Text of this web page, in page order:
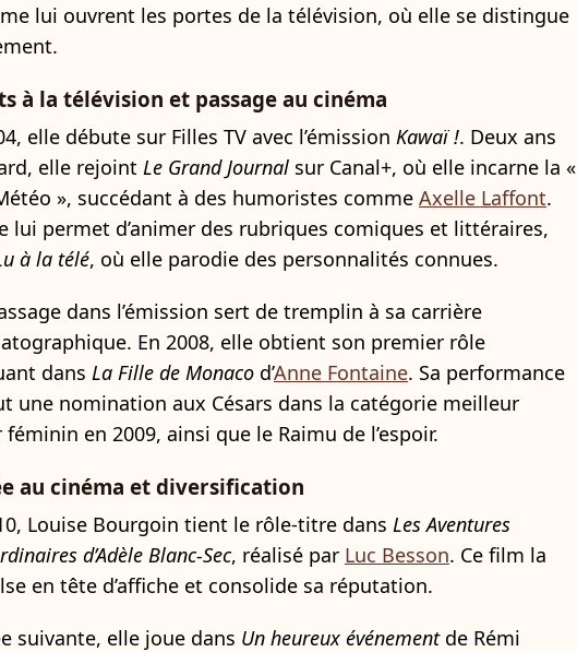
lui ouvrent les portes de la télévision, où elle se distingue
à la télévision et passage au cinéma
elle débute sur Filles TV avec l’émission Kawaï !. Deux ans
elle rejoint Le Grand Journal sur Canal+, où elle incarne la «
», succédant à des humoristes comme Axelle Laffont.
lui permet d’animer des rubriques comiques et littéraires,
à la télé, où elle parodie des personnalités connues.
dans l’émission sert de tremplin à sa carrière
En 2008, elle obtient son premier rôle
dans La Fille de Monaco d’Anne Fontaine. Sa performance
une nomination aux Césars dans la catégorie meilleur
féminin en 2009, ainsi que le Raimu de l’espoir.
au cinéma et diversification
Louise Bourgoin tient le rôle-titre dans Les Aventures
d’Adèle Blanc-Sec, réalisé par Luc Besson. Ce film la
en tête d’affiche et consolide sa réputation.
suivante, elle joue dans Un heureux événementde Rémi